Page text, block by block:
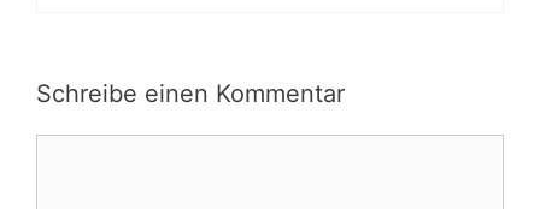
Schreibe einen Kommentar